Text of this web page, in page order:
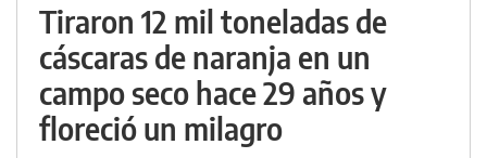
Tiraron 12 mil toneladas de
cáscaras de naranja en un
campo seco hace 29 años y
floreció un milagro